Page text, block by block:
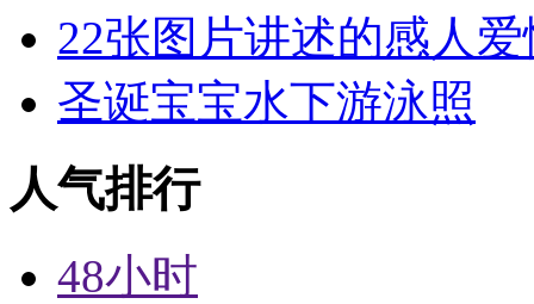
22张图片讲述的感人爱
圣诞宝宝水下游泳照
人气排行
48小时